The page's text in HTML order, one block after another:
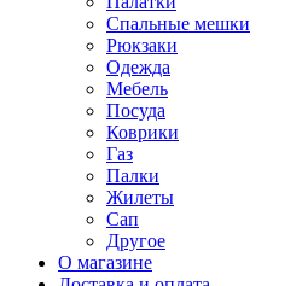
Спальные мешки
Рюкзаки
Одежда
Мебель
Посуда
Коврики
Газ
Палки
Жилеты
Сап
Другое
О магазине